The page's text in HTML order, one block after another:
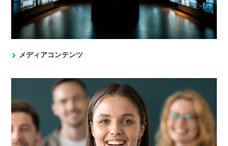
メディアコンテンツ